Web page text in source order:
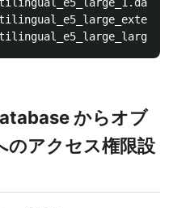
からオブ
のアクセス権限設